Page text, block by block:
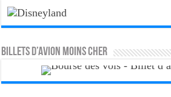
Billets d’avion moins cher